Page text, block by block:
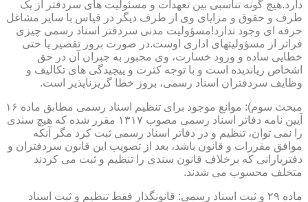
دارد.هیچ گونه تناسبی بین تعهدات و مسئولیت های سردفتر از یک
طرف و حقوق و مزایای وی از طرف دیگر در قیاس با سایر مشاغل
حرفه ای وجود ندارد!مسؤولیت مدنی سردفتر اسناد رسمی چیزی
فراتر از مسؤولیتهای اداری اوست.در صورت بروز تقصیر یا حتی
خطایی ساده و ورود خسارت، وی مجبور به جبران آن در حق
اشخاص زیاندیده است و با توجه کثرت و پیچیدگی های تکالیف و
وظایف سردفتران اسناد رسمی، بروز خطا گریزناپذیر است.
مبحث سوم): موانع موجود برای تنظیم اسناد رسمی مطابق ماده ۱۶
آیین نامه دفاتر اسناد رسمی مصوب ۱۳۱۷ مقرر شده که هیچ سندی
را نمی توان، تنظیم و در دفاتر اسناد رسمی ثبت کرد مگر آنکه
موافق مقررات و قانون باشد، بعد از تصویب این قانون سردفتران و
دفتریارانی که برخلاف قانون سندی را تنظیم و ثبت می کردند
متخلف محسوب می شدند.
ماده ۲۹ و ثبت اسناد رسمی: قانونگذار فقط تنظیم و ثبت اسناد